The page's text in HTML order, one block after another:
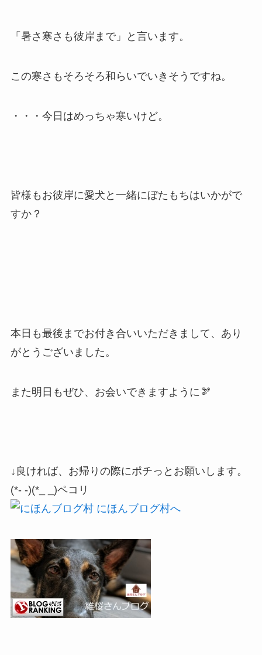
「暑さ寒さも彼岸まで」と言います。
この寒さもそろそろ和らいでいきそうですね。
・・・今日はめっちゃ寒いけど。
皆様もお彼岸に愛犬と一緒にぼたもちはいかがで
すか？
本日も最後までお付き合いいただきまして、あり
がとうございました。
また明日もぜひ、お会いできますように🫘
↓良ければ、お帰りの際にポチっとお願いします。
(*- -)(*_ _)ペコリ